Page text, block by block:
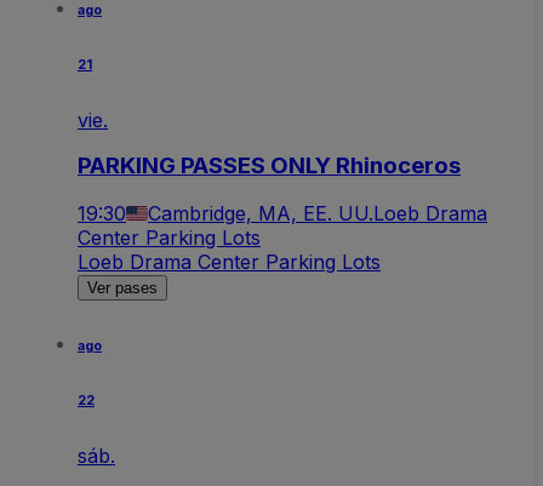
ago
21
vie.
PARKING PASSES ONLY Rhinoceros
19:30 Cambridge, MA, EE. UU.Loeb Drama
Center Parking Lots
Loeb Drama Center Parking Lots
Ver pases
ago
22
sáb.